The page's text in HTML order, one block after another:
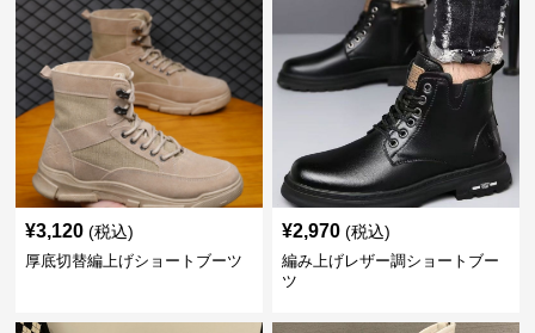
¥3,120 (税込)
厚底切替編上げショートブーツ
¥2,970 (税込)
編み上げレザー調ショートブー
ツ